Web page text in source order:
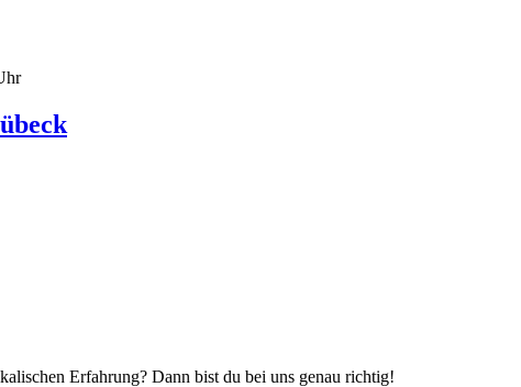
Erfahrung? Dann bist du bei uns genau richtig!